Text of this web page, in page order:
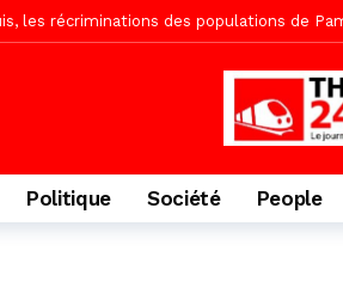
de vacances agricoles au Lycée Malick
: La liste des bénéficiaires de non-lieu et
a transporté 9.651 passagers, l’équivalent
à la gare de Thiès, du dernier train en
Cheikh Ndiaye l’initiateur du kurel 18
« ZIGUINCHOR REK » au parti KIIRAY
Politique Société People